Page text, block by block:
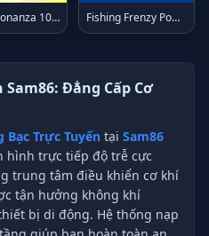
Sweet Bonanza 1000 Fishing Frenzy Power 4 Slots
Sam86: Đẳng Cấp Cơ
Bạc Trực Tuyến tại Sam86
hình trực tiếp độ trễ cực
trung tâm điều khiển cơ khí
tận hưởng không khí
bị di động. Hệ thống nạp